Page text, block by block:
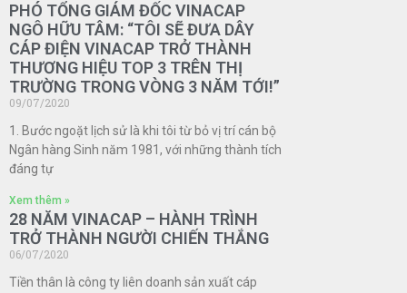
PHÓ TỔNG GIÁM ĐỐC VINACAP
NGÔ HỮU TÂM: “TÔI SẼ ĐƯA DÂY
CÁP ĐIỆN VINACAP TRỞ THÀNH
THƯƠNG HIỆU TOP 3 TRÊN THỊ
TRƯỜNG TRONG VÒNG 3 NĂM TỚI!”
09/07/2020
1. Bước ngoặt lịch sử là khi tôi từ bỏ vị trí cán bộ
Ngân hàng Sinh năm 1981, với những thành tích
đáng tự
Xem thêm »
28 NĂM VINACAP – HÀNH TRÌNH
TRỞ THÀNH NGƯỜI CHIẾN THẮNG
06/07/2020
Tiền thân là công ty liên doanh sản xuất cáp